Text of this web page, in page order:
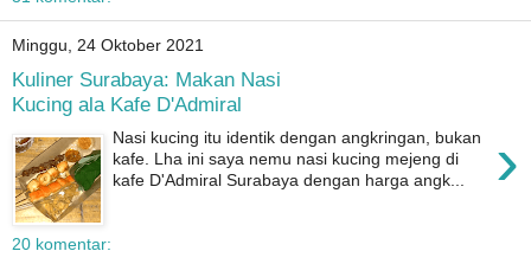
Minggu, 24 Oktober 2021
Kuliner Surabaya: Makan Nasi
Kucing ala Kafe D'Admiral
›
Nasi kucing itu identik dengan angkringan, bukan
kafe. Lha ini saya nemu nasi kucing mejeng di
kafe D'Admiral Surabaya dengan harga angk...
20 komentar: